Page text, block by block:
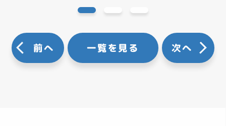
前へ 一覧を見る 次へ